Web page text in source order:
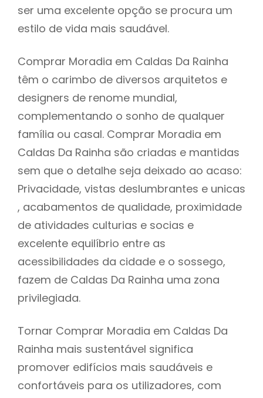
ser uma excelente opção se procura um
estilo de vida mais saudável.
Comprar Moradia em Caldas Da Rainha
têm o carimbo de diversos arquitetos e
designers de renome mundial,
complementando o sonho de qualquer
família ou casal. Comprar Moradia em
Caldas Da Rainha são criadas e mantidas
sem que o detalhe seja deixado ao acaso:
Privacidade, vistas deslumbrantes e unicas
, acabamentos de qualidade, proximidade
de atividades culturias e socias e
excelente equilíbrio entre as
acessibilidades da cidade e o sossego,
fazem de Caldas Da Rainha uma zona
privilegiada.
Tornar Comprar Moradia em Caldas Da
Rainha mais sustentável significa
promover edifícios mais saudáveis e
confortáveis para os utilizadores, com